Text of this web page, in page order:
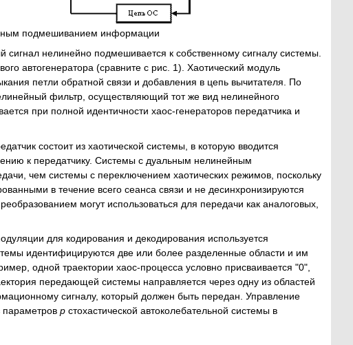
подмешиванием информации
нелинейно подмешивается к собственному сигналу системы.
автогенератора (сравните с рис. 1). Хаотический модуль
петли обратной связи и добавления в цепь вычитателя. По
фильтр, осуществляющий тот же вид нелинейного
при полной идентичности хаос-генераторов передатчика и
состоит из хаотической системы, в которую вводится
к передатчику. Системы с дуальным нелинейным
чем системы с переключением хаотических режимов, поскольку
в течение всего сеанса связи и не десинхронизируются
могут использоваться для передачи как аналоговых,
для кодирования и декодирования используется
идентифицируются две или более разделенные области и им
одной траектории хаос-процесса условно присваивается "0",
передающей системы направляется через одну из областей
сигналу, который должен быть передан. Управление
параметров р стохастической автоколебательной системы в